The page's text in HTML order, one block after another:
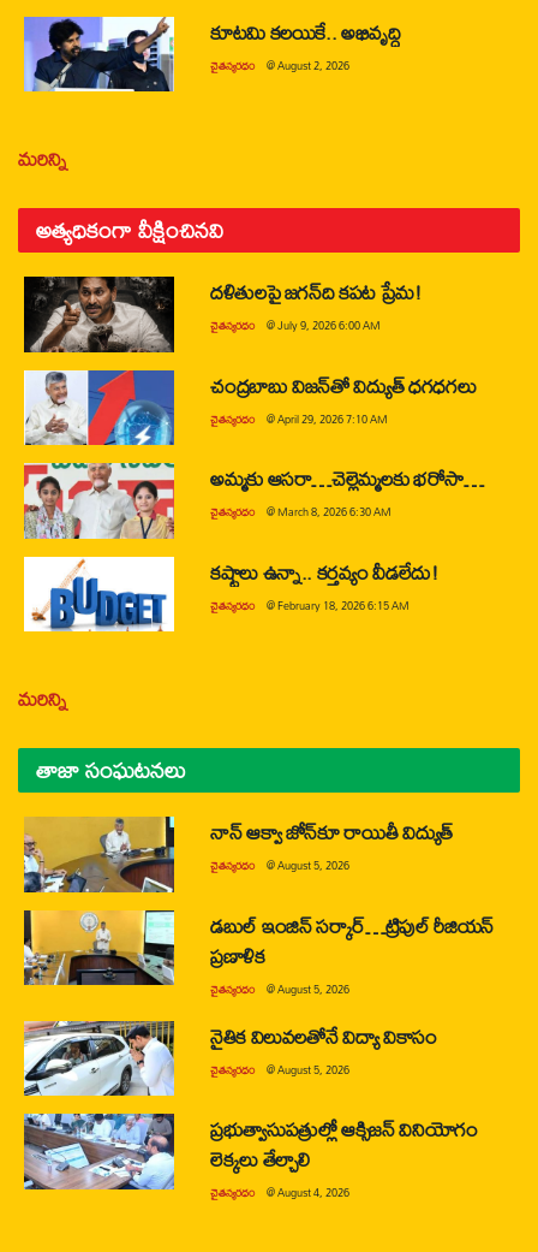
కూటమి కలయికే.. అభివృద్ధి
చైతన్యరధం @August 2, 2026
మరిన్ని
అత్యధికంగా వీక్షించినవి
దళితులపై జగన్‌ది కపట ప్రేమ!
చైతన్యరధం @July 9, 2026 6:00 AM
చంద్రబాబు విజన్‌తో విద్యుత్ ధగధగలు
చైతన్యరధం @April 29, 2026 7:10 AM
అమ్మకు ఆసరా…చెల్లెమ్మలకు భరోసా…
చైతన్యరధం @March 8, 2026 6:30 AM
కష్టాలు ఉన్నా.. కర్తవ్యం వీడలేదు!
చైతన్యరధం @February 18, 2026 6:15 AM
మరిన్ని
తాజా సంఘటనలు
నాన్ ఆక్వా జోన్‌కూ రాయితీ విద్యుత్
చైతన్యరధం @August 5, 2026
డబుల్ ఇంజిన్ సర్కార్…ట్రిపుల్ రీజియన్
ప్రణాళిక
చైతన్యరధం @August 5, 2026
నైతిక విలువలతోనే విద్యా వికాసం
చైతన్యరధం @August 5, 2026
ప్రభుత్వాసుపత్రుల్లో ఆక్సిజన్ వినియోగం
లెక్కలు తేల్చాలి
చైతన్యరధం @August 4, 2026